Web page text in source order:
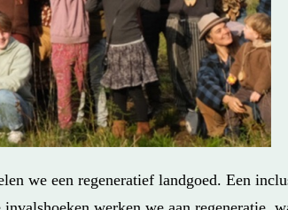
we een regeneratief landgoed. Een